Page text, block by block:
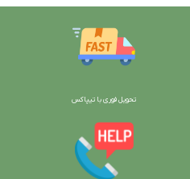
تحویل فوری با تیپاکس